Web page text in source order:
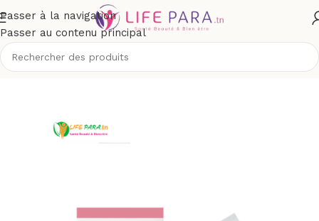
Passer à la navigation
Passer au contenu principal
/Boutique/Visage/Soins anti-taches et dépigmentants